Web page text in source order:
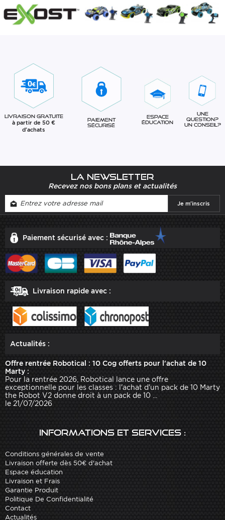
Livraison gratuite
à partir de 50 €
d'achats
Paiement
sécurisé
Espace
éducation
Une
question?
Un conseil?
La newsletter
Recevez nos bons plans et actualités
Paiement sécurisé avec :
Livraison rapide avec :
Actualités :
Offre rentrée Robotical : 10 Cog offerts pour l'achat de 10
Marty :
Pour la rentrée 2026, Robotical lance une offre
exceptionnelle pour les classes : l'achat d'un pack de 10 Marty
the Robot V2 donne droit à un pack de 10 ...
le 21/07/2026
Informations et services :
Conditions générales de vente
Livraison offerte dès 50€ d'achat
Espace éducation
Livraison et Frais
Garantie Produit
Politique De Confidentialité
Contact
Actualités